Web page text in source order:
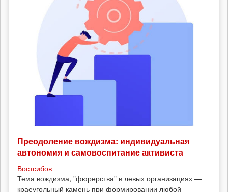
Преодоление вождизма: индивидуальная
автономия и самовоспитание активиста
Востсибов
Тема вождизма, "фюрерства" в левых организациях —
краеугольный камень при формировании любой